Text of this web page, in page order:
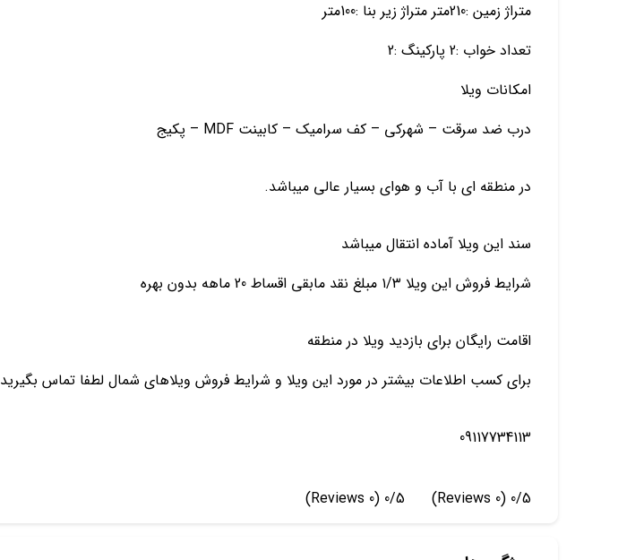
متراژ زمین :210متر متراژ زیر بنا :100متر
تعداد خواب :2 پارکینگ :2
امکانات ویلا
درب ضد سرقت – شهرکی – کف سرامیک – کابینت MDF – پکیج
در منطقه ای با آب و هوای بسیار عالی میباشد.
سند این ویلا آماده انتقال میباشد
شرایط فروش این ویلا ۱/۳ مبلغ نقد مابقی اقساط 20 ماهه بدون بهره
اقامت رایگان برای بازدید ویلا در منطقه
برای کسب اطلاعات بیشتر در مورد این ویلا و شرایط فروش ویلاهای شمال لطفا تماس بگیرید
09117734113
0/5
(0 Reviews)
0/5
(0 Reviews)